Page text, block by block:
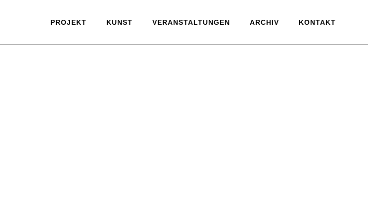
PROJEKT KUNST VERANSTALTUNGEN ARCHIV KONTAKT